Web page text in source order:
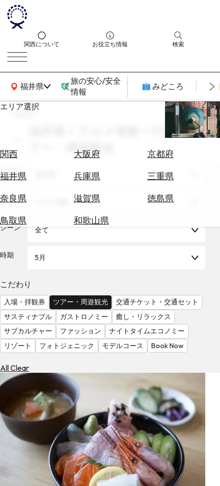
関西について お役立ち情報 検索
福井県
関西広域MAP
旅の安心/安全
情報
みどころ
エリア選択
関西 大阪府
京都府
福井県
兵庫県
三重県
奈良県
滋賀県
徳島県
鳥取県
和歌山県
エ
券
テ
を
る
気
を
見
る
search
福井県 × グルメ体験 × 5月 × ツ
アー・周遊観光
エリア
テーマ
シーン 全て
時期 5月
こだわり
入場・拝観券 ツアー・周遊観光
交通チケット・交通セット
サスティナブル
ガストロノミー
癒し・リラックス
サブカルチャー
ファッション
ナイトタイムエコノミー
リゾート
フォトジェニック モデルコース Book Now
All Clear